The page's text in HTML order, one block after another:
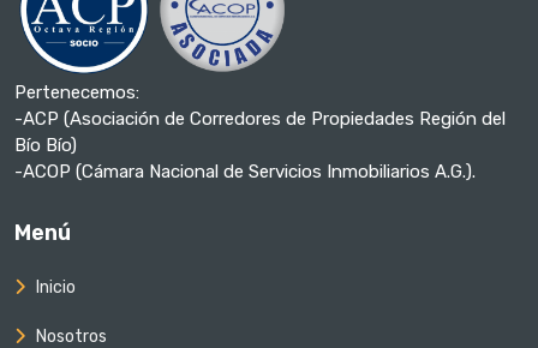
Pertenecemos:
-ACP (Asociación de Corredores de Propiedades Región del
Bío Bío)
-ACOP (Cámara Nacional de Servicios Inmobiliarios A.G.).
Menú
Inicio
Nosotros